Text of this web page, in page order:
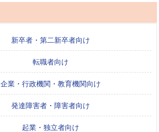
新卒者・第二新卒者向け
転職者向け
企業・行政機関・教育機関向け
発達障害者・障害者向け
起業・独立者向け